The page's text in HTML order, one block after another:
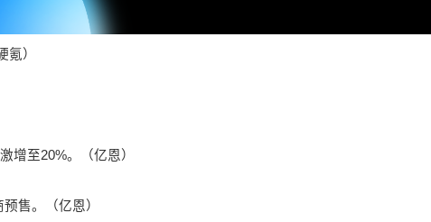
）
增至20%。（亿恩）
售。（亿恩）